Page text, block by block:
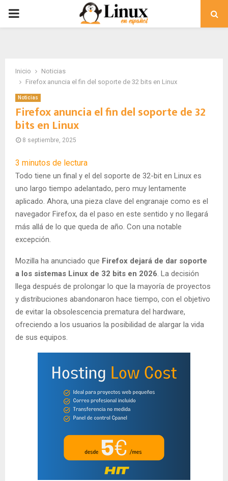
PRIMARY
Inicio
Noticias
Firefox anuncia el fin del soporte de 32 bits en Linux
Noticias
Firefox anuncia el fin del soporte de 32
bits en Linux
8 septiembre, 2025
3 minutos de lectura
Todo tiene un final y el del soporte de 32-bit en Linux es
uno largo tiempo adelantado, pero muy lentamente
aplicado. Ahora, una pieza clave del engranaje como es el
navegador Firefox, da el paso en este sentido y no llegará
más allá de lo que queda de año. Con una notable
excepción.
Mozilla ha anunciado que Firefox dejará de dar soporte
a los sistemas Linux de 32 bits en 2026 . La decisión
llega después de prolongar lo que la mayoría de proyectos
y distribuciones abandonaron hace tiempo, con el objetivo
de evitar la obsolescencia prematura del hardware,
ofreciendo a los usuarios la posibilidad de alargar la vida
de sus equipos.